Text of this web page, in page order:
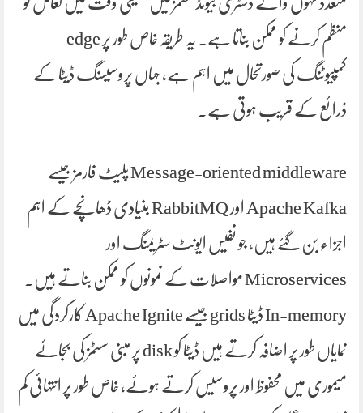
منظم کرنے کو ممکن بناتا ہے۔ یہ طریقہ خاص طور پر edge
کمپیوٹنگ کی صورتحال میں اہم ہے، جہاں پروسیسنگ ڈیٹا کے
ذرائع کے قریب ہوتی ہے۔
Message-oriented middleware پلیٹ فارمز جیسے
Apache Kafka اور RabbitMQ بنیادی ڈھانچے کے اہم
اجزاء بن گئے ہیں، جو نفیس ایونٹ سٹریمنگ اور
Microservices مواصلات کے نمونوں کو ممکن بناتے ہیں۔
In-memory ڈیٹا grids جیسے Apache Ignite کارکردگی میں
نمایاں طور پر اضافہ کرتے ہیں ڈیٹا کو disk پر مبنی سسٹمز کی بجائے
میموری میں محفوظ اور پروسیس کرتے ہوئے، خاص طور پر انتہائی کم